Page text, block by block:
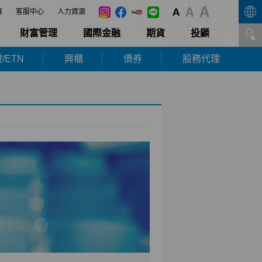
客服中心 人力資源
財富管理 國際金融 期貨 投顧
ETN 興櫃 債券 股務代理